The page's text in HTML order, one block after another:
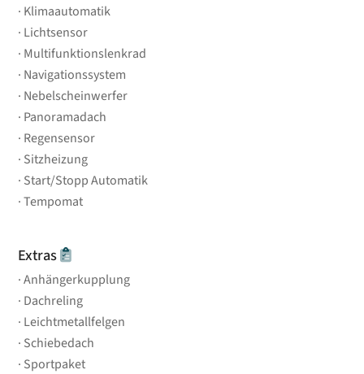
Klimaautomatik
Lichtsensor
Multifunktionslenkrad
Navigationssystem
Nebelscheinwerfer
Panoramadach
Regensensor
Sitzheizung
Start/Stopp Automatik
Tempomat
Extras
Anhängerkupplung
Dachreling
Leichtmetallfelgen
Schiebedach
Sportpaket